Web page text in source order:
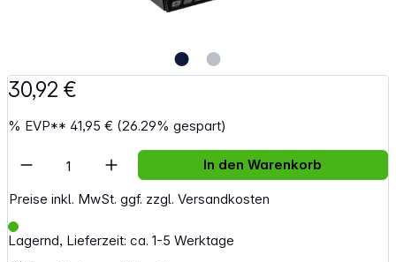
30,92 €
% EVP**41,95 € (26.29% gespart)
Preise inkl. MwSt. ggf. zzgl. Versandkosten
Lagernd, Lieferzeit: ca. 1-5 Werktage
Artikel Anzahl: Gib den gewünschten
In den Warenkorb